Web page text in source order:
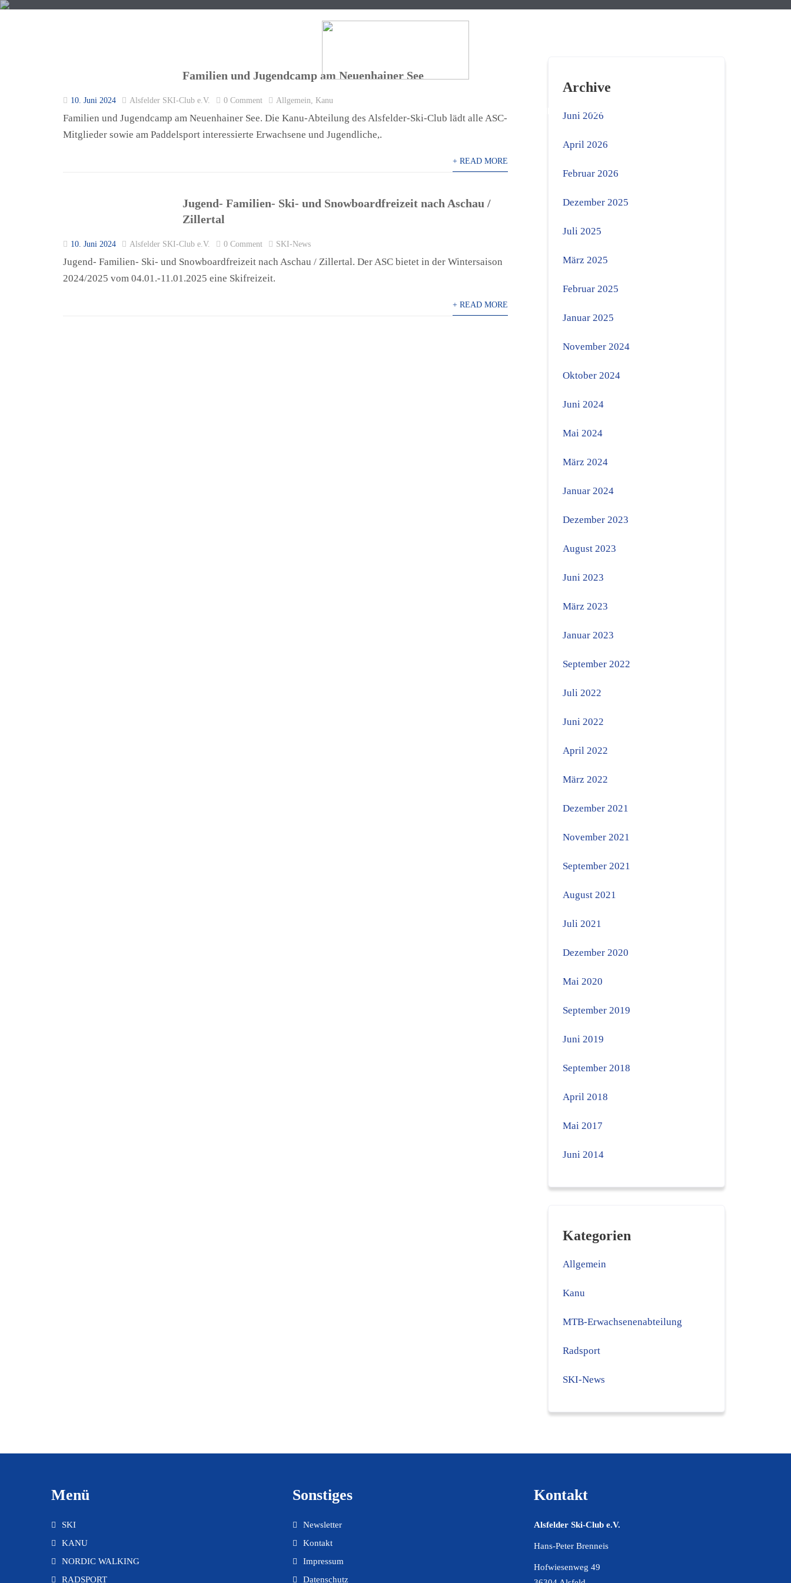
START SKI KANU NORDIC WALKING RADSPORT VEREIN
Familien und Jugendcamp am Neuenhainer See
10. Juni 2024 Alsfelder SKI-Club e.V. 0 Comment Allgemein, Kanu
Familien und Jugendcamp am Neuenhainer See. Die Kanu-Abteilung des Alsfelder-Ski-Club lädt alle ASC-
Mitglieder sowie am Paddelsport interessierte Erwachsene und Jugendliche,.
+ READ MORE
Jugend- Familien- Ski- und Snowboardfreizeit nach Aschau /
Zillertal
10. Juni 2024 Alsfelder SKI-Club e.V. 0 Comment SKI-News
Jugend- Familien- Ski- und Snowboardfreizeit nach Aschau / Zillertal. Der ASC bietet in der Wintersaison
2024/2025 vom 04.01.-11.01.2025 eine Skifreizeit.
+ READ MORE
Archive
Juni 2026
April 2026
Februar 2026
Dezember 2025
Juli 2025
März 2025
Februar 2025
Januar 2025
November 2024
Oktober 2024
Juni 2024
Mai 2024
März 2024
Januar 2024
Dezember 2023
August 2023
Juni 2023
März 2023
Januar 2023
September 2022
Juli 2022
Juni 2022
April 2022
März 2022
Dezember 2021
November 2021
September 2021
August 2021
Juli 2021
Dezember 2020
Mai 2020
September 2019
Juni 2019
September 2018
April 2018
Mai 2017
Juni 2014
Kategorien
Allgemein
Kanu
MTB-Erwachsenenabteilung
Radsport
SKI-News
Menü
SKI
KANU
NORDIC WALKING
RADSPORT
Sonstiges
Newsletter
Kontakt
Impressum
Datenschutz
Kontakt
Alsfelder Ski-Club e.V.
Hans-Peter Brenneis
Hofwiesenweg 49